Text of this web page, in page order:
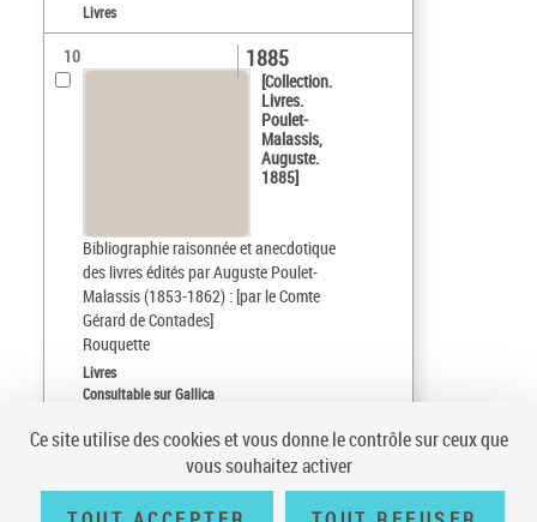
Livres
10
[Collection.
Livres.
Poulet-
Malassis,
Auguste.
1885]
Bibliographie raisonnée et anecdotique
des livres édités par Auguste Poulet-
Malassis (1853-1862) : [par le Comte
Gérard de Contades]
Rouquette
1885
Livres
Consultable sur Gallica
Date (croissant)
sur 5
10
résultats/page
Ce site utilise des cookies et vous donne le contrôle sur ceux que
vous souhaitez activer